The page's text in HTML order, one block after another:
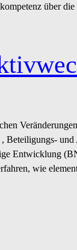
über
und
Entwicklung
wie